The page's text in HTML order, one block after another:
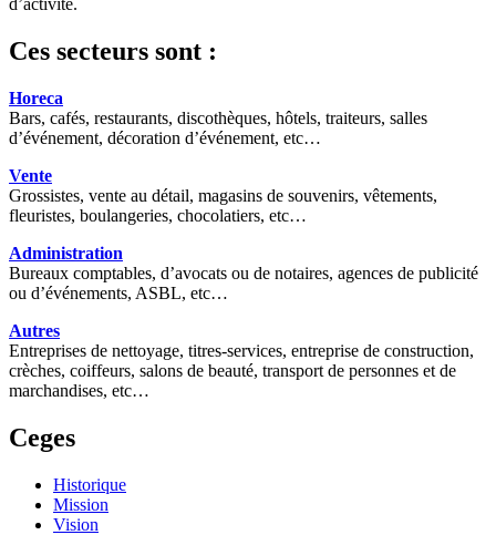
d’activité.
Ces secteurs sont :
Horeca
Bars, cafés, restaurants, discothèques, hôtels, traiteurs, salles
d’événement, décoration d’événement, etc…
Vente
Grossistes, vente au détail, magasins de souvenirs, vêtements,
fleuristes, boulangeries, chocolatiers, etc…
Administration
Bureaux comptables, d’avocats ou de notaires, agences de publicité
ou d’événements, ASBL, etc…
Autres
Entreprises de nettoyage, titres-services, entreprise de construction,
crèches, coiffeurs, salons de beauté, transport de personnes et de
marchandises, etc…
Ceges
Historique
Mission
Vision